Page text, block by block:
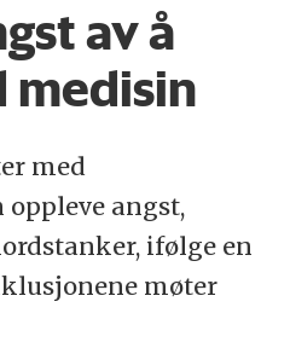
av å
medisin
med
angst,
ifølge en
møter